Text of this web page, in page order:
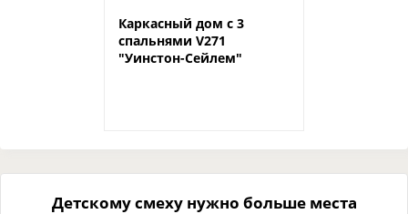
Каркасный дом с 3
спальнями V271
"Уинстон-Сейлем"
Детскому смеху нужно больше места